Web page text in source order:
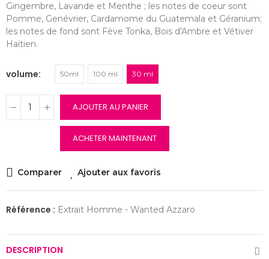
Gingembre, Lavande et Menthe ; les notes de coeur sont
Pomme, Genévrier, Cardamome du Guatemala et Géranium;
les notes de fond sont Fève Tonka, Bois d'Ambre et Vétiver
Haïtien.
volume 50ml 100 ml 30 ml
AJOUTER AU PANIER
ACHETER MAINTENANT
Comparer Ajouter aux favoris
Référence : Extrait Homme - Wanted Azzaro
DESCRIPTION